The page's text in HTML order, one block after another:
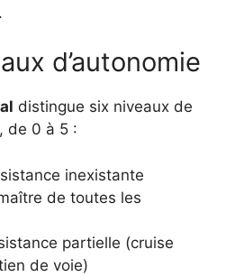
d’autonomie
distingue six niveaux de
de 0 à 5 :
inexistante
de toutes les
partielle (cruise
de voie)